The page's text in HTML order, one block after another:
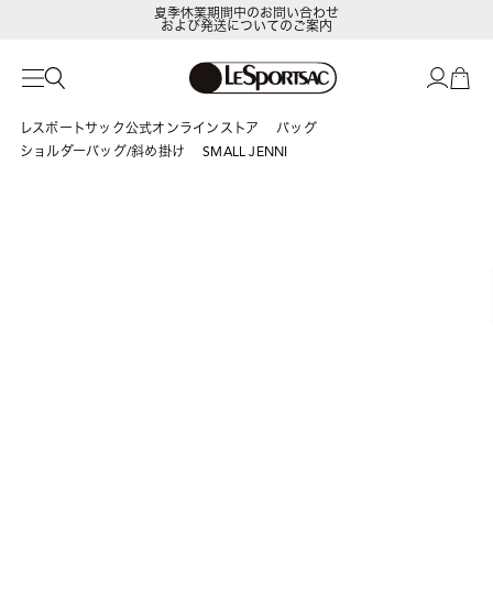
LeSportsac Member's Club
および発送についてのご案内
レスポートサック公式オンラインストア
バッグ
ショルダーバッグ/斜め掛け
SMALL JENNI